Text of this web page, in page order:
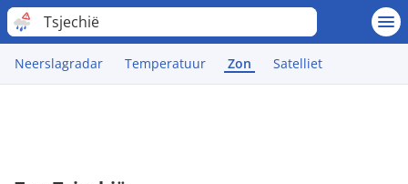
Tsjechië
Neerslagradar Temperatuur Zon Satelliet